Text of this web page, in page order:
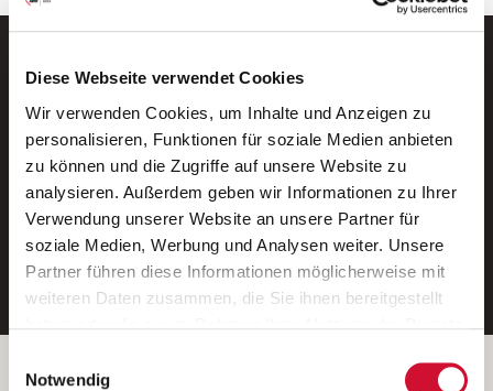
Diese Webseite verwendet Cookies
Wir verwenden Cookies, um Inhalte und Anzeigen zu
personalisieren, Funktionen für soziale Medien anbieten
zu können und die Zugriffe auf unsere Website zu
analysieren. Außerdem geben wir Informationen zu Ihrer
Verwendung unserer Website an unsere Partner für
soziale Medien, Werbung und Analysen weiter. Unsere
Partner führen diese Informationen möglicherweise mit
weiteren Daten zusammen, die Sie ihnen bereitgestellt
Wenn Sie auf „Cookies zulassen“ klicken, so stimmen
Notwendig
Neue Stellen per E-Mail.
Ein kostenloser Service von AWO
Jobs.
E-Mail-Adresse eintragen
Betreiber der Webseite